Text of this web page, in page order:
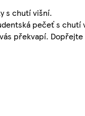
s chutí višní.
pečeť s
překvapí.